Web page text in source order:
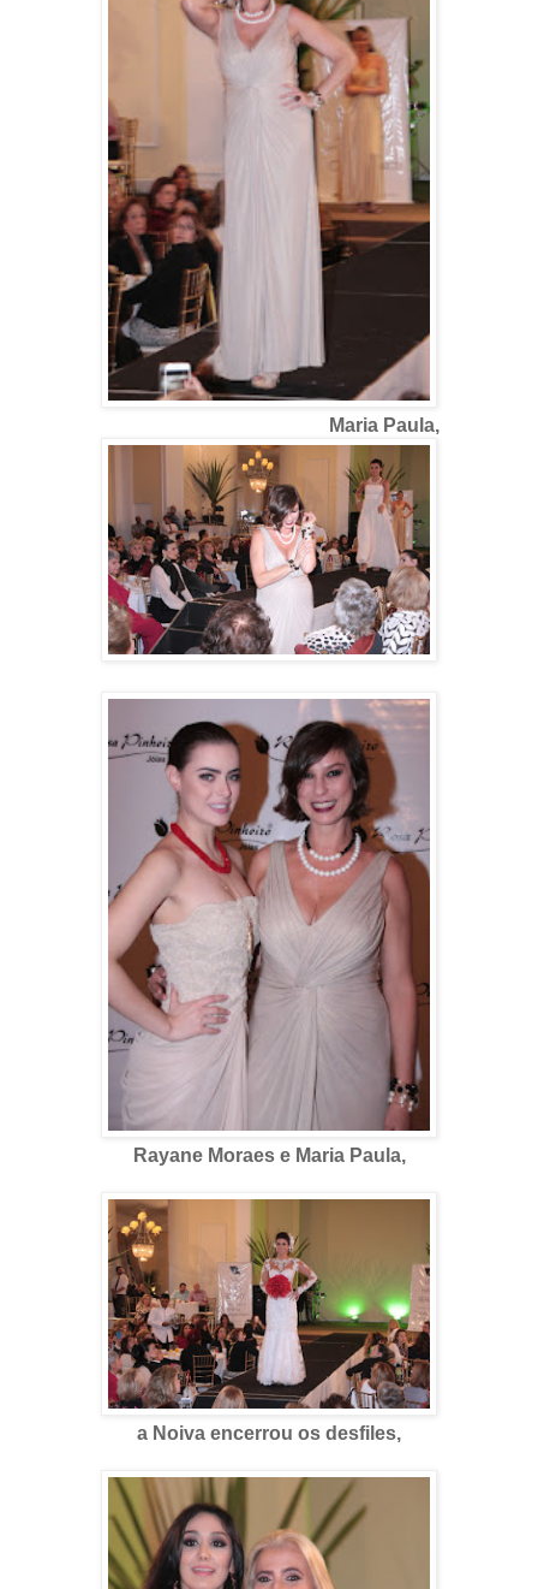
Maria Paula,
Rayane Moraes e Maria Paula,
a Noiva encerrou os desfiles,